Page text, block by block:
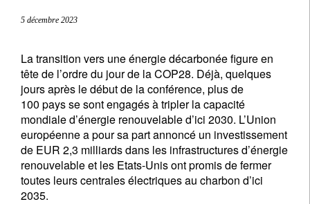
5 décembre 2023
La transition vers une énergie décarbonée figure en
tête de l’ordre du jour de la COP28. Déjà, quelques
jours après le début de la conférence, plus de
100 pays se sont engagés à tripler la capacité
mondiale d’énergie renouvelable d’ici 2030. L’Union
européenne a pour sa part annoncé un investissement
de EUR 2,3 milliards dans les infrastructures d’énergie
renouvelable et les Etats-Unis ont promis de fermer
toutes leurs centrales électriques au charbon d’ici
2035.